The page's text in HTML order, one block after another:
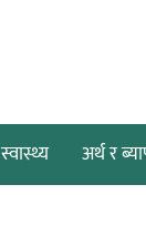
स्वास्थ्य अर्थ र